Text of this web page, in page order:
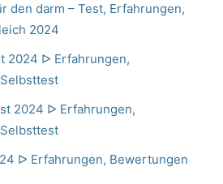
den darm – Test, Erfahrungen,
2024
2024 ᐅ Erfahrungen,
2024 ᐅ Erfahrungen,
ᐅ Erfahrungen, Bewertungen